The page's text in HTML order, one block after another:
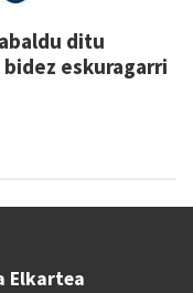
ditu
eskuragarri
Elkartea